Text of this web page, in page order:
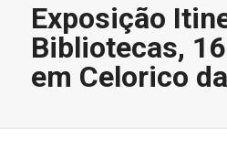
Exposição
Bibliotecas,
em Celorico